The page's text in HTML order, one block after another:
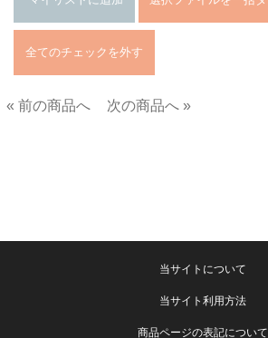
« 前の商品へ
次の商品へ »
当サイトについて
当サイト利用方法
商品ページの表記について